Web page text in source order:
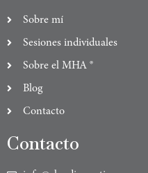
Sobre mí
Sesiones individuales
Sobre el MHA ®
Blog
Contacto
Contacto